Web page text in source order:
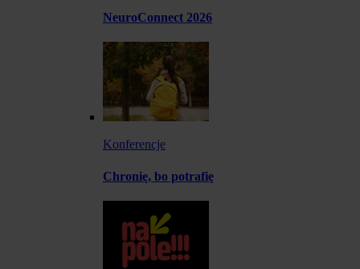
NeuroConnect 2026
Konferencje
Chronię, bo potrafię